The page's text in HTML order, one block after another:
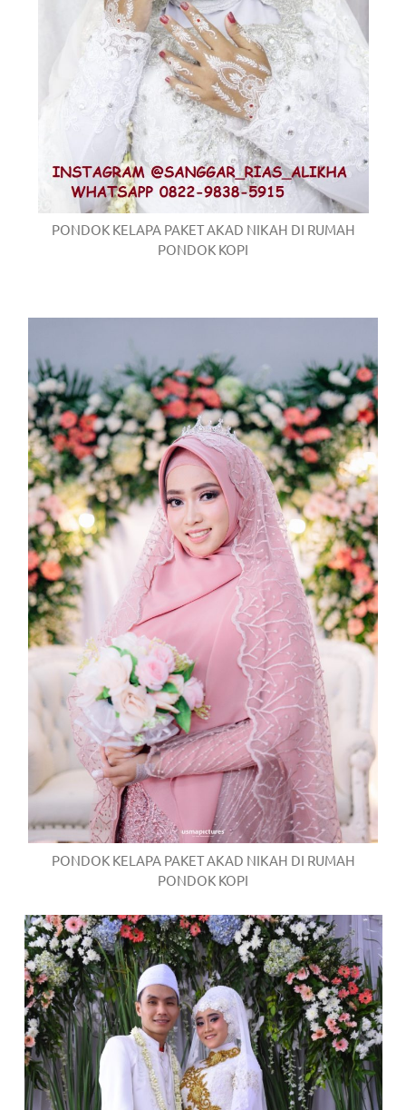
PONDOK KELAPA PAKET AKAD NIKAH DI RUMAH
PONDOK KOPI
PONDOK KELAPA PAKET AKAD NIKAH DI RUMAH
PONDOK KOPI